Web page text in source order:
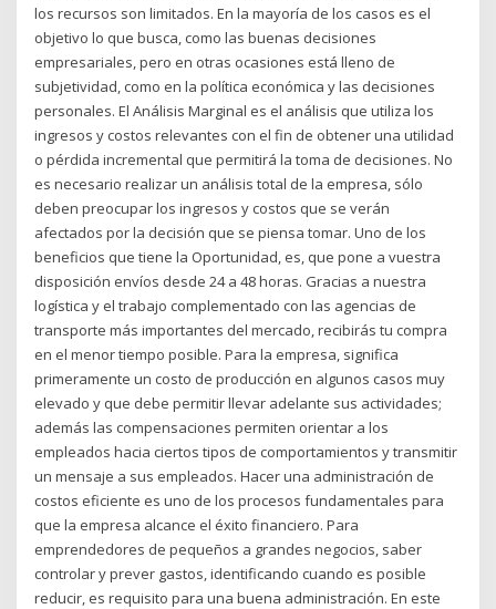
los recursos son limitados. En la mayoría de los casos es el
objetivo lo que busca, como las buenas decisiones
empresariales, pero en otras ocasiones está lleno de
subjetividad, como en la política económica y las decisiones
personales. El Análisis Marginal es el análisis que utiliza los
ingresos y costos relevantes con el fin de obtener una utilidad
o pérdida incremental que permitirá la toma de decisiones. No
es necesario realizar un análisis total de la empresa, sólo
deben preocupar los ingresos y costos que se verán
afectados por la decisión que se piensa tomar. Uno de los
beneficios que tiene la Oportunidad, es, que pone a vuestra
disposición envíos desde 24 a 48 horas. Gracias a nuestra
logística y el trabajo complementado con las agencias de
transporte más importantes del mercado, recibirás tu compra
en el menor tiempo posible. Para la empresa, significa
primeramente un costo de producción en algunos casos muy
elevado y que debe permitir llevar adelante sus actividades;
además las compensaciones permiten orientar a los
empleados hacia ciertos tipos de comportamientos y transmitir
un mensaje a sus empleados. Hacer una administración de
costos eficiente es uno de los procesos fundamentales para
que la empresa alcance el éxito financiero. Para
emprendedores de pequeños a grandes negocios, saber
controlar y prever gastos, identificando cuando es posible
reducir, es requisito para una buena administración. En este